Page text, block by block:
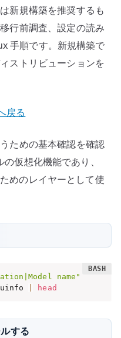
新規構築を推奨するも
行前調査、設定の読み
手順です。新規構築で
ストリビューションを
戻る
ための基本確認を確認
仮想化機能であり、
めのレイヤーとして使
name"
head
する